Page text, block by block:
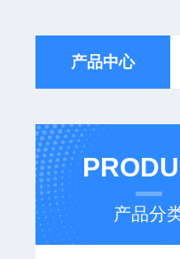
产品中心
产品分